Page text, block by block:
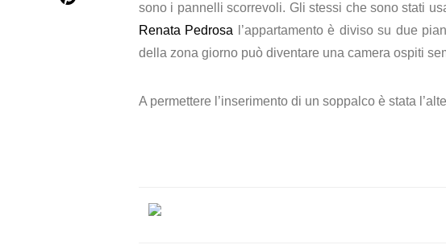
sono i pannelli scorrevoli. Gli stessi che sono stati
Renata Pedrosa l’appartamento è diviso su due
della zona giorno può diventare una camera ospiti
A permettere l’inserimento di un soppalco è stata